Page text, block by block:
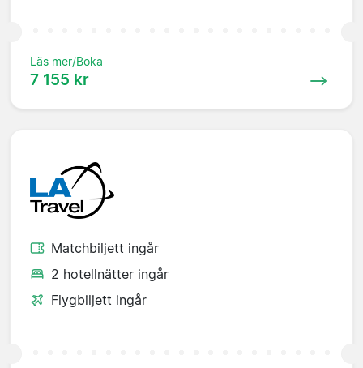
Läs mer/Boka
7 155 kr
Matchbiljett ingår
2 hotellnätter ingår
Flygbiljett ingår